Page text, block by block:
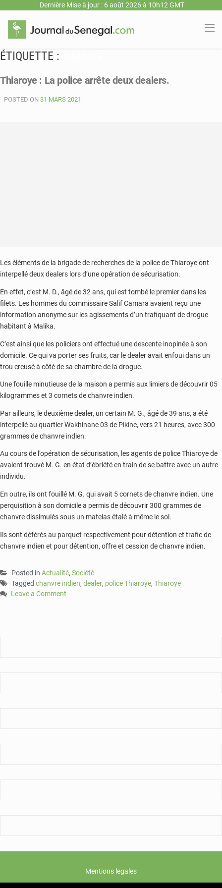
Dernière Mise à jour : 6 août 2026 à 10h12 GMT
ÉTIQUETTE :
Thiaroye : La police arrête deux dealers.
POSTED ON 31 MARS 2021
Les éléments de la brigade de recherches de la police de Thiaroye ont
interpellé deux dealers lors d’une opération de sécurisation.
En effet, c’est M. D., âgé de 32 ans, qui est tombé le premier dans les
filets. Les hommes du commissaire Salif Camara avaient reçu une
information anonyme sur les agissements d’un trafiquant de drogue
habitant à Malika.
C’est ainsi que les policiers ont effectué une descente inopinée à son
domicile. Ce qui va porter ses fruits, car le dealer avait enfoui dans un
trou creusé à côté de sa chambre de la drogue.
Une fouille minutieuse de la maison a permis aux limiers de découvrir 05
kilogrammes et 3 cornets de chanvre indien.
Par ailleurs, le deuxième dealer, un certain M. G., âgé de 39 ans, a été
interpellé au quartier Wakhinane 03 de Pikine, vers 21 heures, avec 300
grammes de chanvre indien.
Au cours de l’opération de sécurisation, les agents de police Thiaroye de
avaient trouvé M. G. en état d’ébriété en train de se battre avec un autre
individu.
En outre, ils ont fouillé M. G. qui avait 5 cornets de chanvre indien. Une
perquisition à son domicile a permis de découvrir 300 grammes de
chanvre dissimulés sous un matelas étalé à même le sol.
Ils sont déférés au parquet respectivement pour détention et trafic de
chanvre indien et pour détention, offre et cession de chanvre indien.
Posted in Actualité, Société
Tagged chanvre indien, dealer, police Thiaroye, Thiaroye
Leave a Comment
Mentions legales